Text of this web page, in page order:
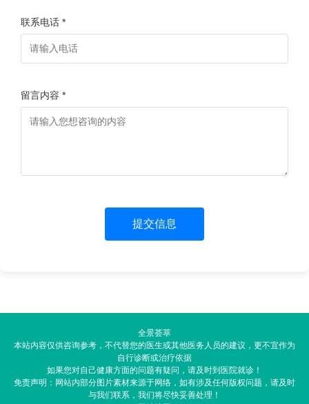
联系电话 *
留言内容 *
提交信息
全景荟萃
本站内容仅供咨询参考，不代替您的医生或其他医务人员的建议，更不宜作为
自行诊断或治疗依据
如果您对自己健康方面的问题有疑问，请及时到医院就诊！
免责声明：网站内部分图片素材来源于网络，如有涉及任何版权问题，请及时
与我们联系，我们将尽快妥善处理！